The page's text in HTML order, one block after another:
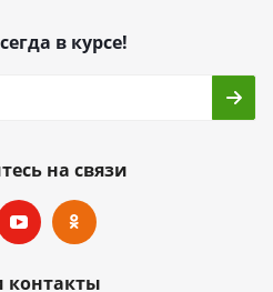
в курсе!
на связи